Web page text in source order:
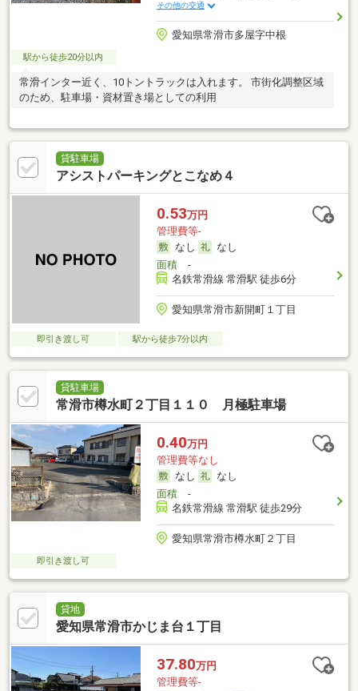
その他の交通
愛知県常滑市多屋字中根
駅から徒歩20分以内
常滑インター近く、10トントラックは入れます。 市街化調整区域
のため、駐車場・資材置き場としての利用
貸駐車場
アシストパーキングとこなめ４
0.53万円
管理費等-
なし
なし
面積-
名鉄常滑線 常滑駅 徒歩6分
愛知県常滑市新開町１丁目
即引き渡し可 駅から徒歩7分以内
貸駐車場
常滑市樽水町２丁目１１０ 月極駐車場
0.40万円
管理費等なし
なし
なし
面積-
名鉄常滑線 常滑駅 徒歩29分
愛知県常滑市樽水町２丁目
即引き渡し可
貸地
愛知県常滑市かじま台１丁目
37.80万円
管理費等-